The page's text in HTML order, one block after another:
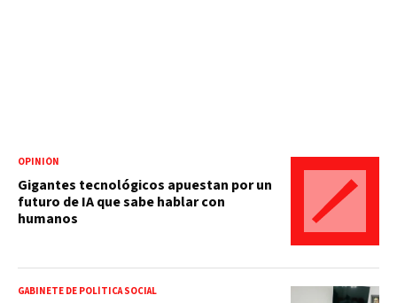
OPINIÓN
Gigantes tecnológicos apuestan por un
futuro de IA que sabe hablar con
humanos
GABINETE DE POLÍTICA SOCIAL